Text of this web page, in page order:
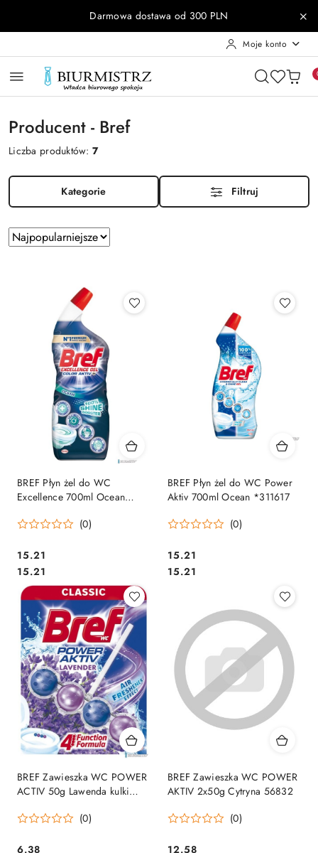
Przejdź do treści głównej
Przejdź do wyszukiwarki
Przejdź do moje konto
Przejdź do menu głównego
Przejdź do stopkiDarmowa dostawa od 300 PLN
Moje konto
Producent - Bref
Liczba produktów:7
Kategorie Filtruj
Zastosowano
sortowanie:
Sortuj
według
BREF Płyn żel do WC
Excellence 700ml Ocean
(0)
Cena:
15.21
Cena:
15.21
BREF Płyn żel do WC Power
Aktiv 700ml Ocean *311617
(0)
Cena:
15.21
Cena:
15.21
BREF Zawieszka WC POWER
ACTIV 50g Lawenda kulki
(0)
6.38
BREF Zawieszka WC POWER
AKTIV 2x50g Cytryna 56832
(0)
12.58